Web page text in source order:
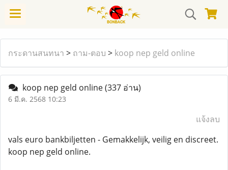
กระดานสนทนา > ถาม-ตอบ > koop nep geld online
koop nep geld online(337 อ่าน)
6 มี.ค. 2568 10:23
แจ้งลบ
vals euro bankbiljetten - Gemakkelijk, veilig en discreet.
koop nep geld online.